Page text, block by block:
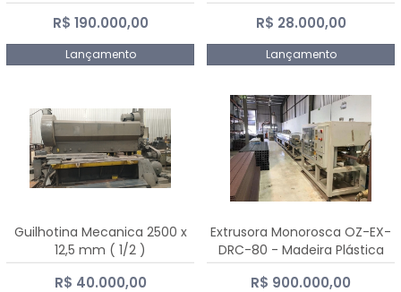
R$ 190.000,00
Lançamento
R$ 28.000,00
Lançamento
Guilhotina Mecanica 2500 x
12,5 mm ( 1/2 )
R$ 40.000,00
Extrusora Monorosca OZ-EX-
DRC-80 - Madeira Plástica
R$ 900.000,00